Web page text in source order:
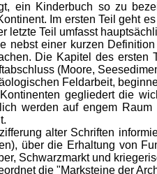
ein Kinderbuch so zu
Im ersten Teil geht
letzte Teil umfasst
nebst einer kurzen
Die Kapitel des ersten
(Moore,
Feldarbeit,
gegliedert die
werden auf engem
alter Schriften
über die Erhaltung von
Schwarzmarkt und
die "Marksteine der